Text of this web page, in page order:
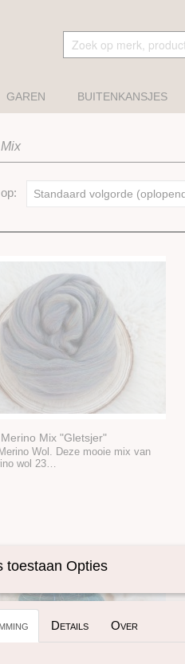
GAREN BUITENKANSJES
op:
Mix "Gletsjer"
Wol. Deze mooie mix van
wol 23…
toestaan Opties
Details Over